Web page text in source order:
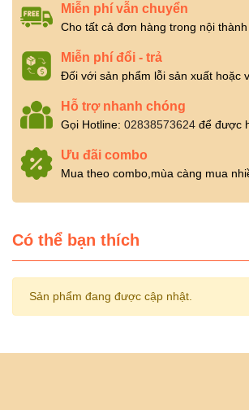
Miễn phí vẫn chuyển
Cho tất cả đơn hàng trong nội
Miễn phí đổi - trả
Đối với sản phẩm lỗi sản xuất hoặc
Hỗ trợ nhanh chóng
Gọi Hotline: 02838573624 để được
Ưu đãi combo
Mua theo combo,mùa càng mua
Có thể bạn thích
Sản phẩm đang được cập nhật.